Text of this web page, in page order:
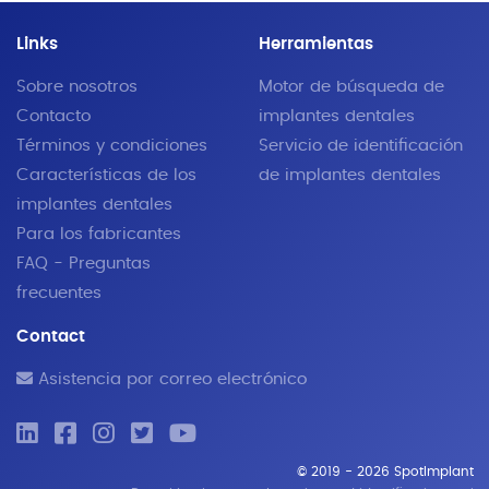
Links
Sobre nosotros
Contacto
Términos y condiciones
Características de los
implantes dentales
Para los fabricantes
FAQ - Preguntas
frecuentes
Herramientas
Motor de búsqueda de
implantes dentales
Servicio de identificación
de implantes dentales
Contact
Asistencia por correo electrónico
© 2019 - 2026 SpotImplant